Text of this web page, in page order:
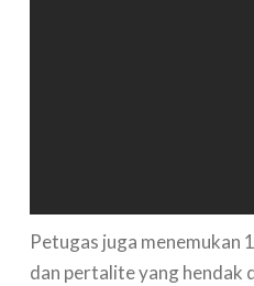
Petugas juga menemukan
dan pertalite yang hendak